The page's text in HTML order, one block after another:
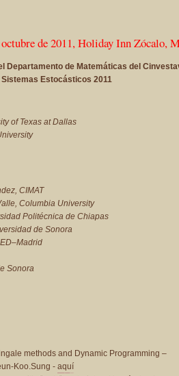
de 2011, Holiday Inn Zócalo,
Departamento de Matemáticas del
Estocásticos 2011
of Texas at Dallas
CIMAT
Columbia University
Politécnica de Chiapas
de Sonora
Sonora
methods and Dynamic Programming –
Koo.Sung - aquí